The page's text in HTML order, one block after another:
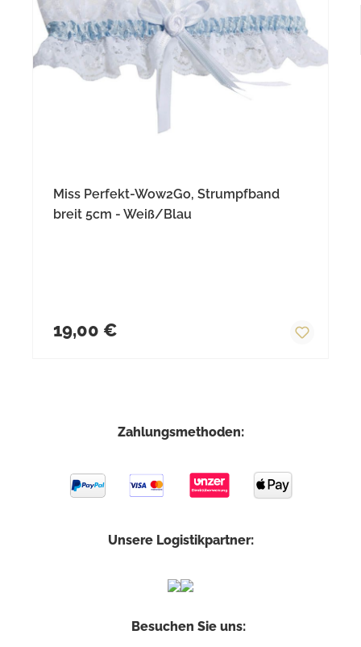
Miss Perfekt-Wow2Go, Strumpfband
breit 5cm - Weiß/Blau
19,00 €
Zahlungsmethoden:
Unsere Logistikpartner:
Besuchen Sie uns: